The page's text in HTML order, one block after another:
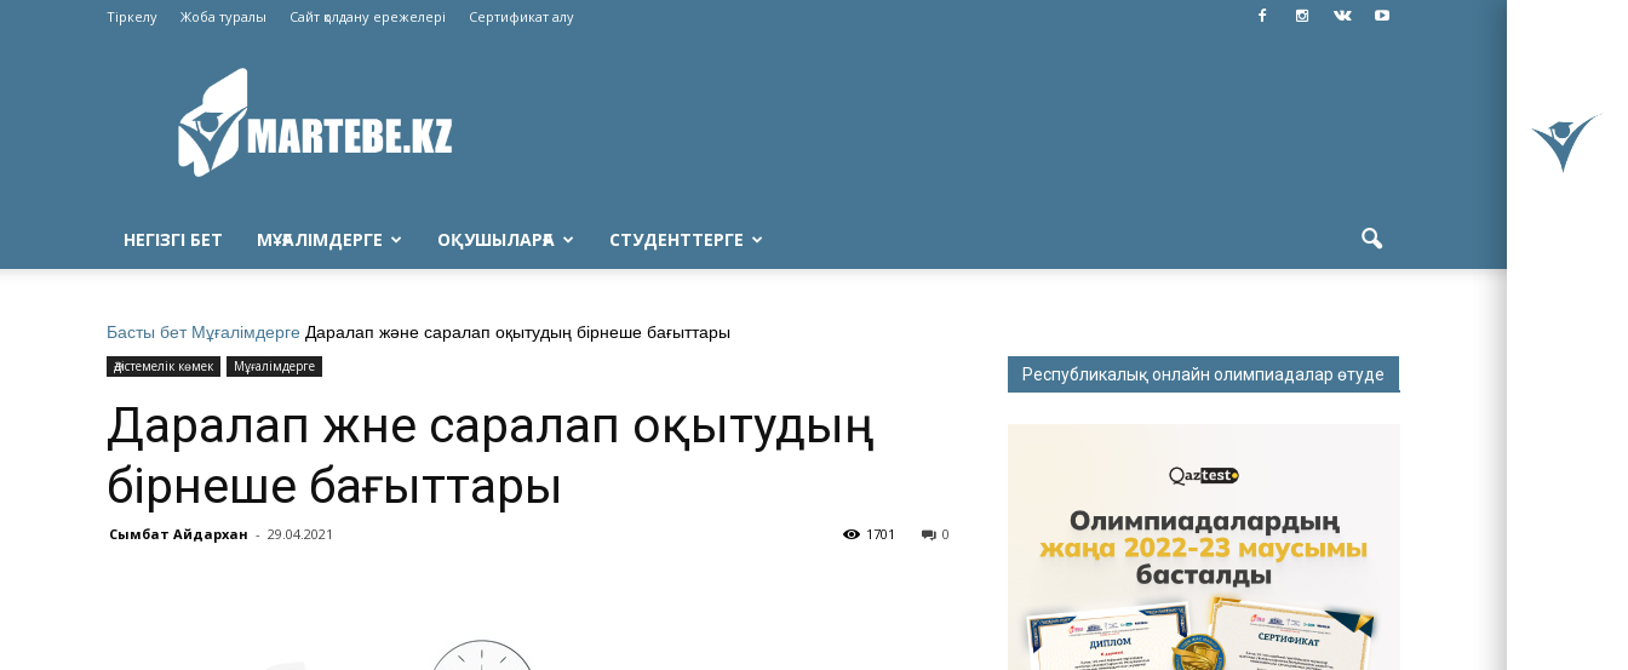
Тіркелу Жоба туралы Сайт қолдану ережелері Сертификат алу
Martebe.kz
білім
сайты
НЕГІЗГІ БЕТ МҰҒАЛІМДЕРГЕ ОҚУШЫЛАРҒА СТУДЕНТТЕРГЕ
Басты бет Мұғалімдерге Даралап және саралап оқытудың бірнеше бағыттары
Әдістемелік көмек Мұғалімдерге
Даралап және саралап оқытудың
бірнеше бағыттары
Сымбат Айдархан - 29.04.2021 0
1701
Республикалық онлайн олимпиадалар өтуде